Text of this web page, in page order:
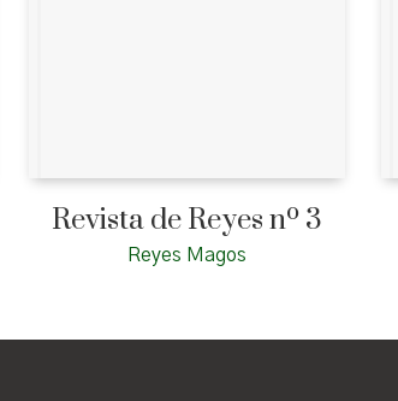
Revista de Reyes nº 3
Reyes Magos